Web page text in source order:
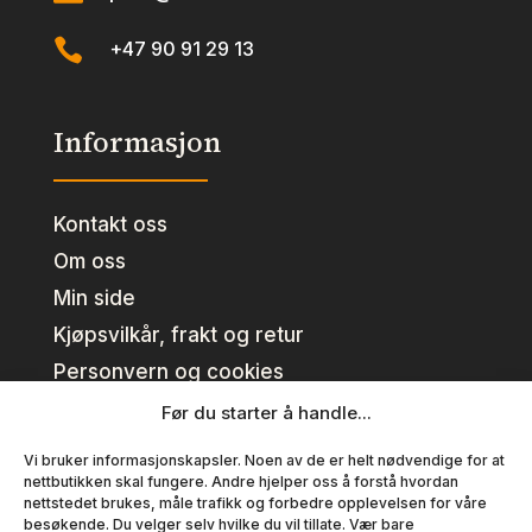
Før du starter å handle...
Vi bruker informasjonskapsler. Noen av de er helt nødvendige for at
nettbutikken skal fungere. Andre hjelper oss å forstå hvordan
nettstedet brukes, måle trafikk og forbedre opplevelsen for våre
besøkende. Du velger selv hvilke du vil tillate. Vær bare
 +47 90 91 29 13
Informasjon
Kontakt oss
Om oss
Min side
Kjøpsvilkår, frakt og retur
Personvern og cookies
Se fordeler